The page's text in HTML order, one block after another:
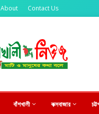
About Contact Us
বাঁশখালী কক্সবাজার